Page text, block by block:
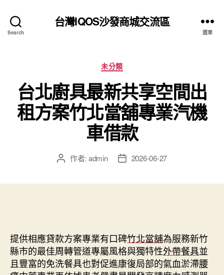
Search
台灣IQOS沙發商城交流區
選單
分
類
未分類
台北廚具最新共享空間出
租方案竹北當舖專業汽機
車借款
文 作者: admin
文 2026-06-27
提供相應貸款方案專業有口碑竹北當舖為服務新竹
縣市的最佳周轉管道專屬風格與獨特性外帶餐具並
且豐富的免洗餐具也對促進康復局部的氣血淤滯腰